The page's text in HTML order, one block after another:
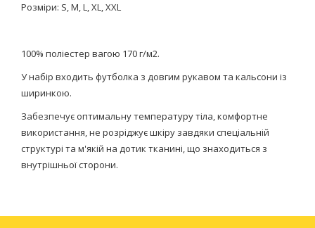
Розміри: S, М, L, XL, XXL
100% поліестер вагою 170 г/м2.
У набір входить футболка з довгим рукавом та кальсони із
ширинкою.
Забезпечує оптимальну температуру тіла, комфортне
використання, не розріджує шкіру завдяки спеціальній
структурі та м'якій на дотик тканині, що знаходиться з
внутрішньої сторони.